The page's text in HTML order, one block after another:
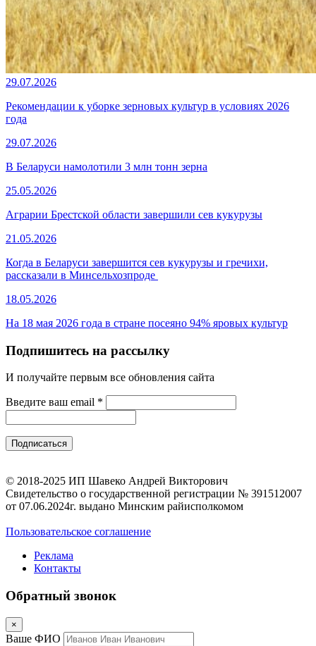
29.07.2026
Рекомендации к уборке зерновых культур в условиях 2026
года
29.07.2026
В Беларуси намолотили 3 млн тонн зерна
25.05.2026
Аграрии Брестской области завершили сев кукурузы
21.05.2026
Когда в Беларуси завершится сев кукурузы и гречихи,
рассказали в Минсельхозпроде
18.05.2026
На 18 мая 2026 года в стране посеяно 94% яровых культур
Подпишитесь на рассылку
И получайте первым все обновления сайта
Введите ваш email *
© 2018-2025 ИП Шавеко Андрей Викторович
Свидетельство о государственной регистрации № 391512007
от 07.06.2024г. выдано Минским райисполкомом
Пользовательское соглашение
Реклама
Контакты
Обратный звонок
×
Ваше ФИО